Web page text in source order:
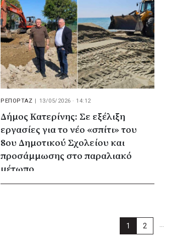
ΡΕΠΟΡΤΑΖ | 13/05/2026 · 14:12
Δήμος Κατερίνης: Σε εξέλιξη
εργασίες για το νέο «σπίτι» του
8ου Δημοτικού Σχολείου και
προσάμμωσης στο παραλιακό
μέτωπο
1 2